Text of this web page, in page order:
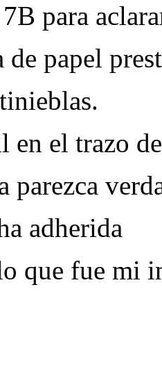
para
papel
el trazo
parezca
adherida
que fue mi